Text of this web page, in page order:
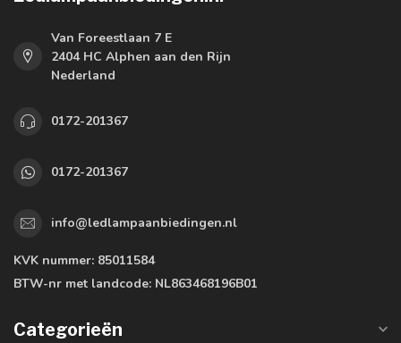
Van Foreestlaan 7 E
2404 HC Alphen aan den Rijn
Nederland
0172-201367
0172-201367
info@ledlampaanbiedingen.nl
KVK nummer: 85011584
BTW-nr met landcode: NL863468196B01
Categorieën